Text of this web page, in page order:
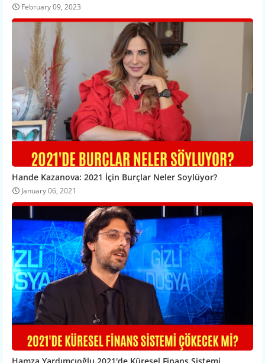
February 09, 2023
Hande Kazanova: 2021 İçin Burçlar Neler Soylüyor?
January 06, 2021